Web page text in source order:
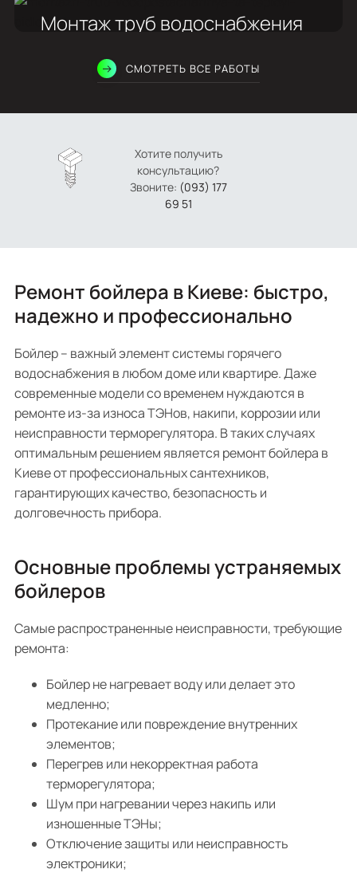
Монтаж
обслуживание
Монтаж труб водоснабжения
Работа под ключ в КиевеСМОТРЕТЬ ВСЕ РАБОТЫ
Хотите получить
консультацию?
Звоните: (093) 177
69 51
Ремонт бойлера в Киеве: быстро,
надежно и профессионально
Бойлер – важный элемент системы горячего
водоснабжения в любом доме или квартире. Даже
современные модели со временем нуждаются в
ремонте из-за износа ТЭНов, накипи, коррозии или
неисправности терморегулятора. В таких случаях
оптимальным решением является ремонт бойлера в
Киеве от профессиональных сантехников,
гарантирующих качество, безопасность и
долговечность прибора.
Основные проблемы устраняемых
бойлеров
Самые распространенные неисправности, требующие
ремонта:
Бойлер не нагревает воду или делает это
медленно;
Протекание или повреждение внутренних
элементов;
Перегрев или некорректная работа
терморегулятора;
Шум при нагревании через накипь или
изношенные ТЭНы;
Отключение защиты или неисправность
электроники;